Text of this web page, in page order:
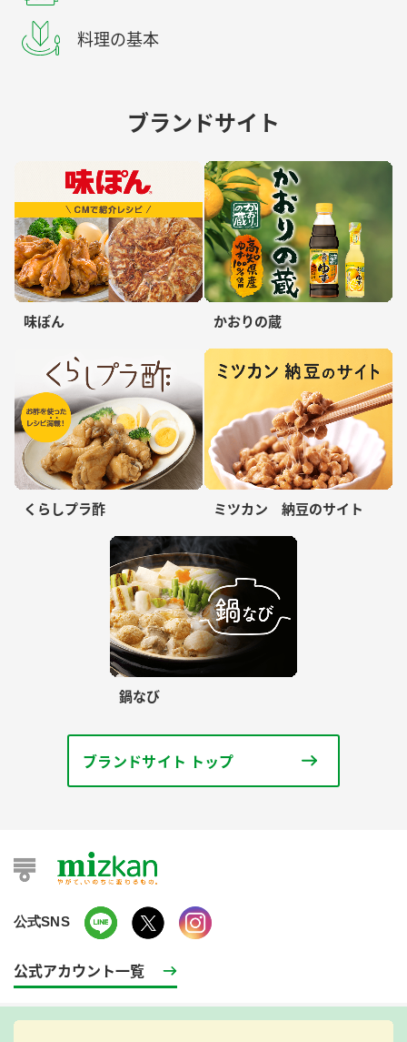
料理の基本
ブランドサイト
味ぽん かおりの蔵
くらしプラ酢 ミツカン 納豆のサイト
鍋なび
ブランドサイト トップ
公式SNS
公式アカウント一覧